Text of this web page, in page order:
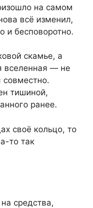
на самом
всё изменил,
и бесповоротно.
скамье, а
вселенная — не
совместно.
тишиной,
ранее.
своё кольцо, то
то так
средства,